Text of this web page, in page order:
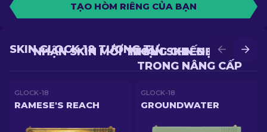
TẠO HÒM RIÊNG CỦA BẠN
NHẬN SKIN ĐẸP HƠN
TRONG NÂNG CẤP
NHẬN SKIN MỚI TRONG CHIẾN ĐẤU
SKIN GLOCK-18 TƯƠNG TỰ
GLOCK-18
RAMESE'S REACH
GLOCK-18
GROUNDWATER